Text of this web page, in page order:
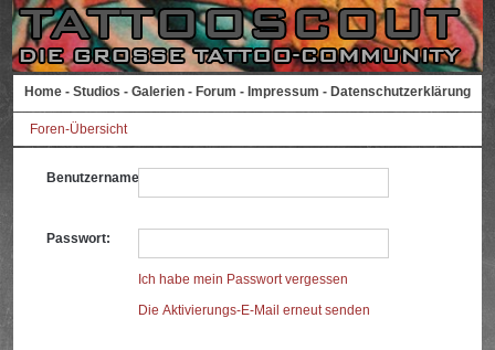
Home - Studios - Galerien - Forum - Impressum - Datenschutzerklärung
Foren-Übersicht
Benutzername:
Passwort:
Ich habe mein Passwort vergessen
Die Aktivierungs-E-Mail erneut senden